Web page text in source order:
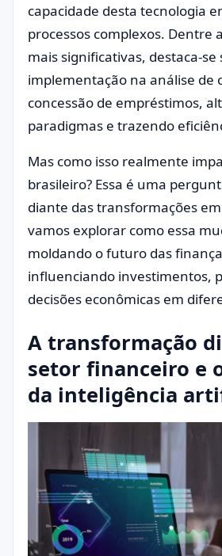
capacidade desta tecnologia
processos complexos. Dentre
mais significativas, destaca-se
implementação na análise de
concessão de empréstimos,
paradigmas e trazendo
Mas como isso realmente
brasileiro? Essa é uma
diante das transformações
vamos explorar como essa
moldando o futuro das
influenciando investimentos,
decisões econômicas em
A transformação
setor financeiro e
da inteligência